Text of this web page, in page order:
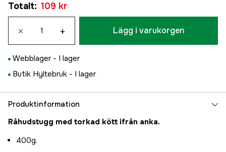
Totalt: 109 kr
× + Lägg i varukorgen
Webblager - I lager
Butik Hyltebruk - I lager
Produktinformation
Råhudstugg med torkad kött ifrån anka.
400g.